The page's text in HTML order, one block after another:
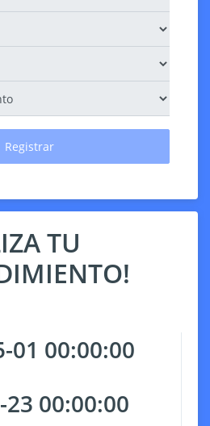
Registrar
TU
01 00:00:00
00:00:00